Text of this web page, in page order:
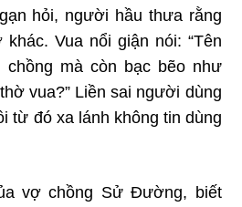
hỏi, người hầu thưa rằng
Vua nổi giận nói: “Tên
mà còn bạc bẽo như
vua?” Liền sai người dùng
từ đó xa lánh không tin dùng
vợ chồng Sử Đường, biết